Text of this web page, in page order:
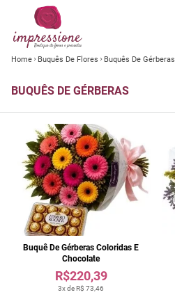
Home Buquês De Flores Buquês De Gérberas
BUQUÊS DE GÉRBERAS
3x de R$ 73,46
R$220,39
Buquê De Gérberas Coloridas E
Chocolate